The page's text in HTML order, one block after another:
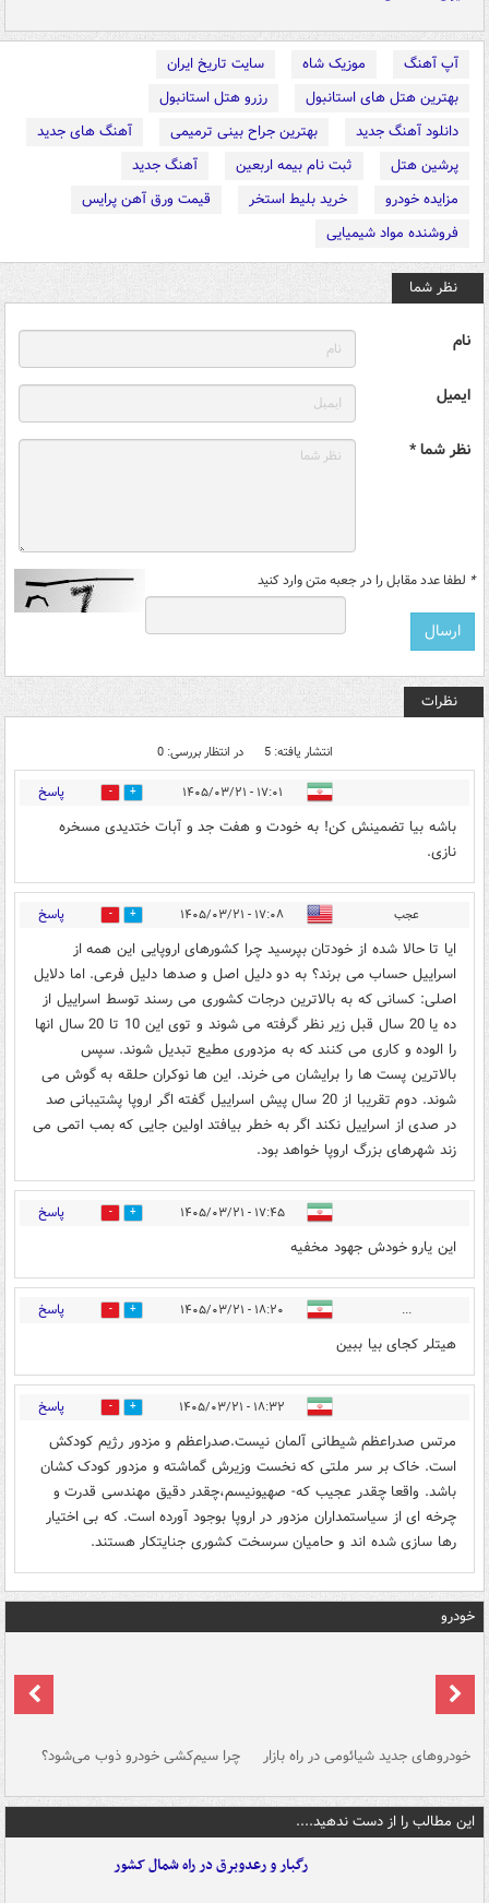
آپ آهنگ موزیک شاه
سایت تاریخ ایران
بهترین هتل های استانبول
رزرو هتل استانبول
دانلود آهنگ جدید
بهترین جراح بینی ترمیمی
آهنگ های جدید
پرشین هتل
ثبت نام بیمه اربعین
آهنگ جدید
مزایده خودرو
خرید بلیط استخر
قیمت ورق آهن پرایس
فروشنده مواد شیمیایی
نظر شما
نام
ایمیل
نظر شما *
* لطفا عدد مقابل را در جعبه متن وارد کنید
نظرات
انتشار یافته: 5 در انتظار بررسی: 0
۱۷:۰۱ - ۱۴۰۵/۰۳/۲۱ 2 پاسخ
باشه بیا تضمینش کن! به خودت و هفت جد و آبات ختدیدی مسخره
نازی.
عجب ۱۷:۰۸ - ۱۴۰۵/۰۳/۲۱ 2 پاسخ
ایا تا حالا شده از خودتان بپرسید چرا کشورهای اروپایی این همه از
اسراییل حساب می برند؟ به دو دلیل اصل و صدها دلیل فرعی. اما دلایل
اصلی: کسانی که به بالاترین درجات کشوری می رسند توسط اسراییل از
ده یا 20 سال قبل زیر نظر گرفته می شوند و توی این 10 تا 20 سال انها
را الوده و کاری می کنند که به مزدوری مطیع تبدیل شوند. سپس
بالاترین پست ها را برایشان می خرند. این ها نوکران حلقه به گوش می
شوند. دوم تقریبا از 20 سال پیش اسراییل گفته اگر اروپا پشتیبانی صد
در صدی از اسراییل نکند اگر به خطر بیافتد اولین جایی که بمب اتمی می
زند شهرهای بزرگ اروپا خواهد بود.
۱۷:۴۵ - ۱۴۰۵/۰۳/۲۱ 0 پاسخ
این یارو خودش جهود مخفیه
... ۱۸:۲۰ - ۱۴۰۵/۰۳/۲۱ 1 پاسخ
هیتلر کجای بیا ببین
۱۸:۳۲ - ۱۴۰۵/۰۳/۲۱ 0 پاسخ
مرتس صدراعظم شیطانی آلمان نیست.صدراعظم و مزدور رژیم کودکش
است. خاک بر سر ملتی که نخست وزیرش گماشته و مزدور کودک کشان
باشد. واقعا چقدر عجیب که- صهیونیسم،چقدر دقیق مهندسی قدرت و
چرخه ای از سیاستمداران مزدور در اروپا بوجود آورده است. که بی اختیار
رها سازی شده اند و حامیان سرسخت کشوری جنایتکار هستند.
خودرو
خودروهای جدید شیائومی در راه بازار چرا سیم‌کشی خودرو ذوب می‌شود؟
این مطالب را از دست ندهید....
رگبار و رعدوبرق در راه شمال کشور